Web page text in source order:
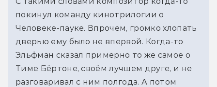
покинул команду кинотрилогии о
Человеке-пауке. Впрочем, громко хлопать
дверью ему было не впервой. Когда-то
Эльфман сказал примерно то же самое о
Тиме Бёртоне, своём лучшем друге, и не
разговаривал с ним полгода. А потом